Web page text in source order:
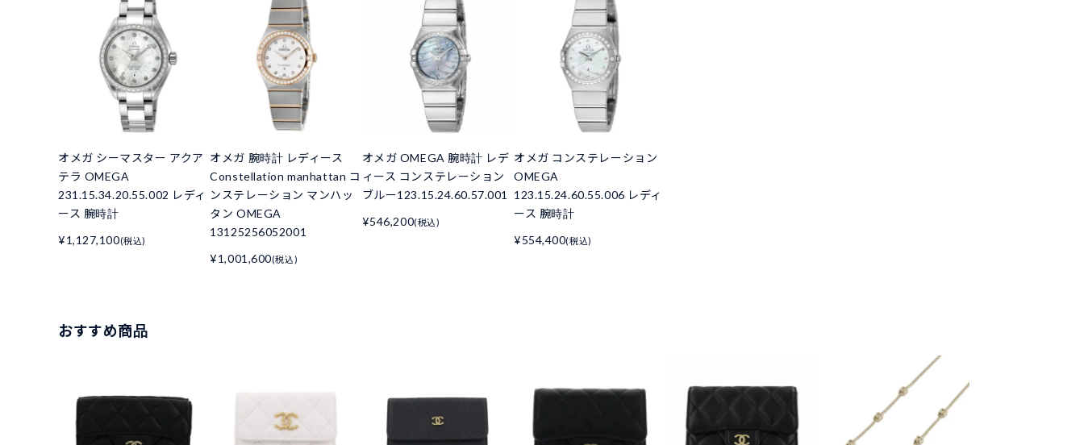
オメガ シーマスター アクア
テラ OMEGA
231.15.34.20.55.002 レディ
ース 腕時計
¥1,127,100(税込)
オメガ 腕時計 レディース
Constellation manhattan コ
ンステレーション マンハッ
タン OMEGA
13125256052001
¥1,001,600(税込)
オメガ OMEGA 腕時計 レデ
ィース コンステレーション
ブルー123.15.24.60.57.001
¥546,200(税込)
オメガ コンステレーション
OMEGA
123.15.24.60.55.006 レディ
ース 腕時計
¥554,400(税込)
おすすめ商品